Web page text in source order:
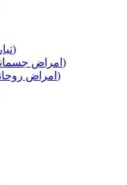
Tayyar Ruhani Ilaj (تیار روحانی علاج)
Amraaz-e-Jismani (امراض جسمانی)
Amraaz-e-Rohani (امراض روحانی)